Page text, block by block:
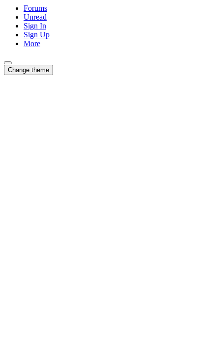
Forums
Unread
Sign In
Sign Up
More
Change theme